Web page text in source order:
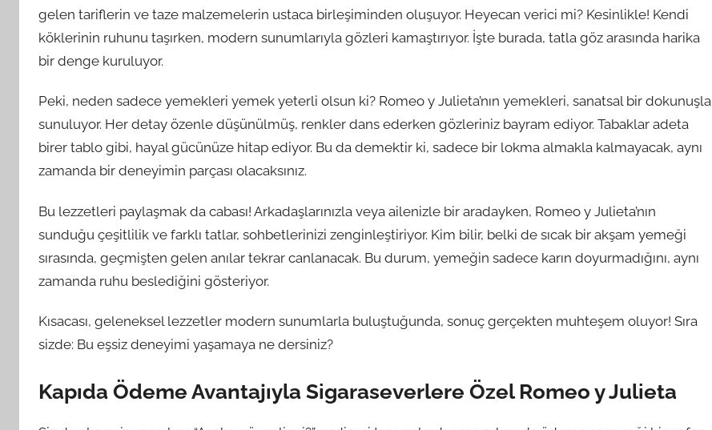
gelen tariflerin ve taze malzemelerin ustaca birleşiminden oluşuyor. Heyecan verici mi? Kesinlikle! Kendi
köklerinin ruhunu taşırken, modern sunumlarıyla gözleri kamaştırıyor. İşte burada, tatla göz arasında harika
bir denge kuruluyor.
Peki, neden sadece yemekleri yemek yeterli olsun ki? Romeo y Julieta’nın yemekleri, sanatsal bir dokunuşla
sunuluyor. Her detay özenle düşünülmüş, renkler dans ederken gözleriniz bayram ediyor. Tabaklar adeta
birer tablo gibi, hayal gücünüze hitap ediyor. Bu da demektir ki, sadece bir lokma almakla kalmayacak, aynı
zamanda bir deneyimin parçası olacaksınız.
Bu lezzetleri paylaşmak da cabası! Arkadaşlarınızla veya ailenizle bir aradayken, Romeo y Julieta’nın
sunduğu çeşitlilik ve farklı tatlar, sohbetlerinizi zenginleştiriyor. Kim bilir, belki de sıcak bir akşam yemeği
sırasında, geçmişten gelen anılar tekrar canlanacak. Bu durum, yemeğin sadece karın doyurmadığını, aynı
zamanda ruhu beslediğini gösteriyor.
Kısacası, geleneksel lezzetler modern sunumlarla buluştuğunda, sonuç gerçekten muhteşem oluyor! Sıra
sizde: Bu eşsiz deneyimi yaşamaya ne dersiniz?
Kapıda Ödeme Avantajıyla Sigaraseverlere Özel Romeo y Julieta